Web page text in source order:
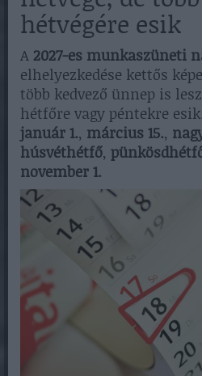
hétvégére esik
A 2027-es munkaszüneti
elhelyezkedése kettős
több kedvező ünnep is
hétfőre vagy péntekre
január 1., március 15.,
húsvéthétfő,
november 1.